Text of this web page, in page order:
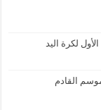
لكرة اليد
القادم